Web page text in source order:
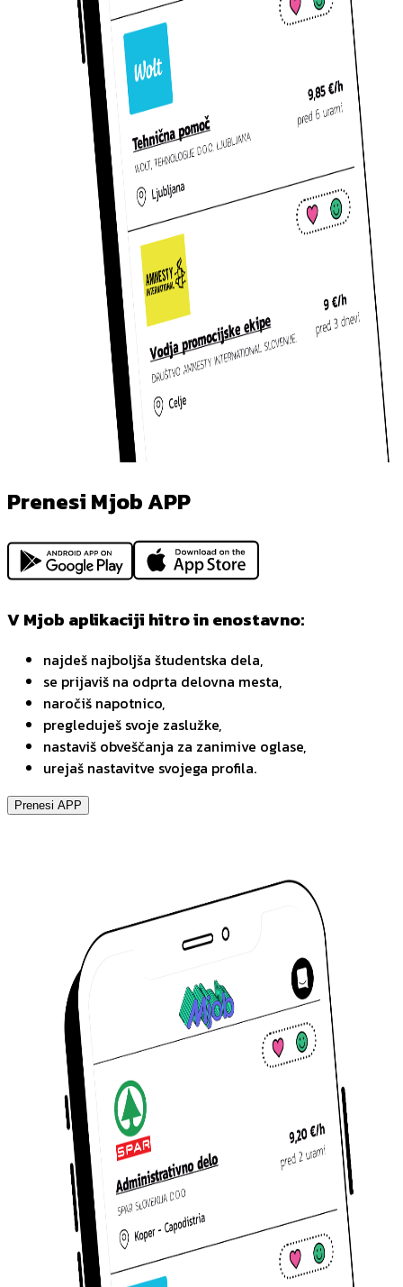
Prenesi Mjob APP
V Mjob aplikaciji hitro in enostavno:
najdeš najboljša študentska dela,
se prijaviš na odprta delovna mesta,
naročiš napotnico,
pregleduješ svoje zaslužke,
nastaviš obveščanja za zanimive oglase,
urejaš nastavitve svojega profila.
Prenesi APP